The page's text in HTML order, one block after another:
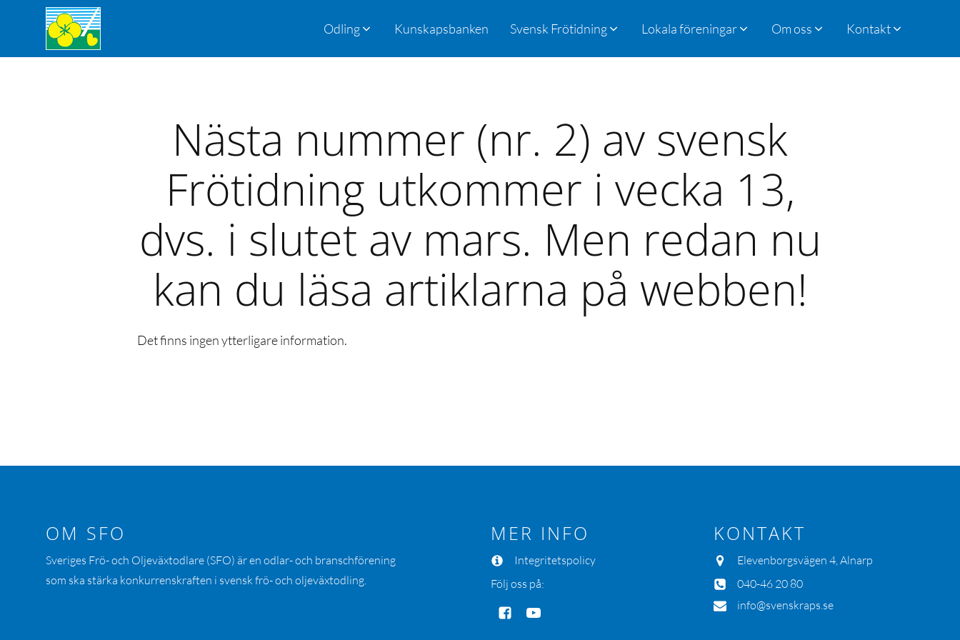
Odling Kunskapsbanken Svensk Frötidning Lokala föreningar Om oss Kontakt
Nästa nummer (nr. 2) av svensk
Frötidning utkommer i vecka 13,
dvs. i slutet av mars. Men redan nu
kan du läsa artiklarna på webben!
Det finns ingen ytterligare information.
OM SFO
Sveriges Frö- och Oljeväxtodlare (SFO) är en odlar- och branschförening
som ska stärka konkurrenskraften i svensk frö- och oljeväxtodling.
MER INFO
Integritetspolicy
Följ oss på:
KONTAKT
Elevenborgsvägen 4, Alnarp
040-46 20 80
info@svenskraps.se